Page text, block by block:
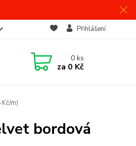
Přihlášení
0ks
za 0 Kč
m)
bordová